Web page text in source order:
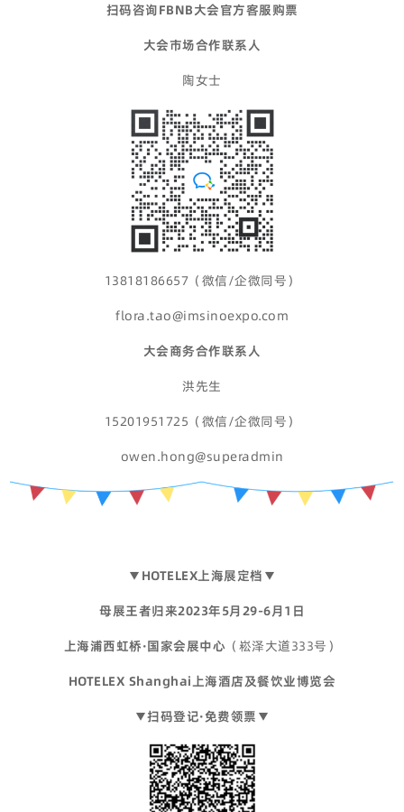
扫码咨询FBNB大会官方客服购票
大会市场合作联系人
陶女士
13818186657（微信/企微同号）
flora.tao@imsinoexpo.com
大会商务合作联系人
洪先生
15201951725（微信/企微同号）
owen.hong@superadmin
▼HOTELEX上海展定档▼
母展王者归来2023年5月29-6月1日
上海浦西虹桥·国家会展中心 （崧泽大道333号）
HOTELEX Shanghai上海酒店及餐饮业博览会
▼扫码登记·免费领票▼